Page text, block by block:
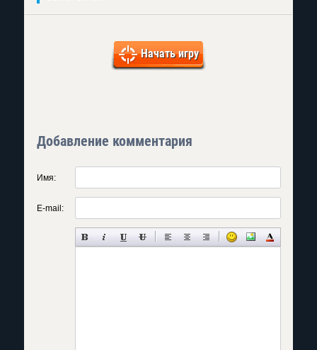
Начать игру
Добавление комментария
Имя:
E-mail: